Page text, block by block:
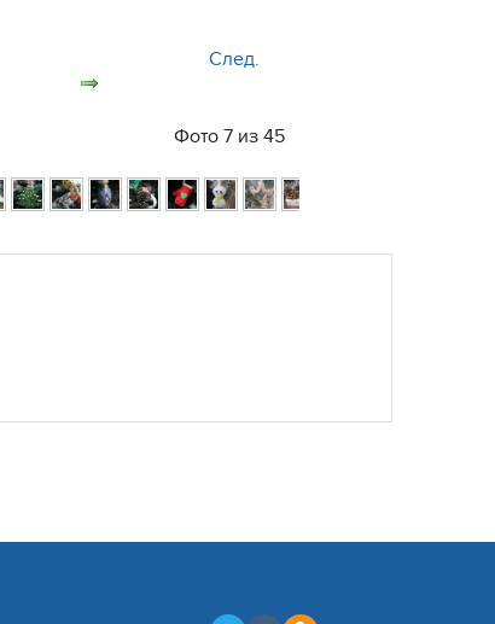
След.
Фото 7 из 45